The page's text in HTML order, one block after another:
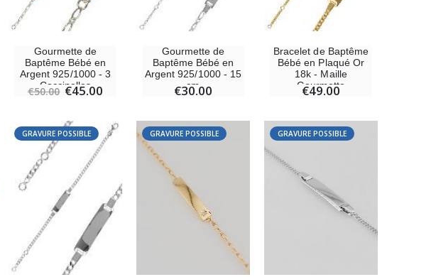
Gourmette de
Baptême Bébé en
Argent 925/1000 - 3
Coccinelles
€50.00 €45.00
Gourmette de
Baptême Bébé en
Argent 925/1000 - 15
cm
€30.00
Bracelet de Baptême
Bébé en Plaqué Or
18k - Maille
Gourmette
€49.00
GRAVURE POSSIBLE GRAVURE POSSIBLE GRAVURE POSSIBLE